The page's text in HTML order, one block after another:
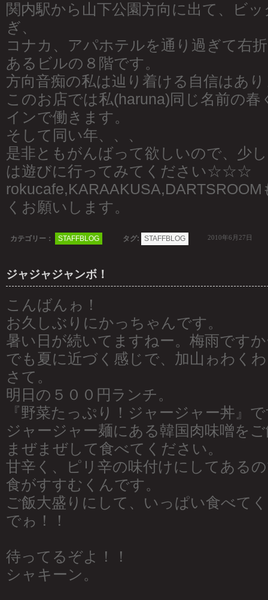
関内駅から山下公園方向に出て、ビ
ぎ、
コナカ、アパホテルを通り過ぎて右
あるビルの８階です。
方向音痴の私は辿り着ける自信はあ
このお店では私(haruna)同じ名前の
インで働きます。
そして同い年、、、
是非ともがんばって欲しいので、少
は遊びに行ってみてください☆☆☆
くお願いします。
カテゴリー： STAFFBLOG タグ: STAFFBLOG 2010年6月27日
ジャジャジャンボ！
こんばんゎ！
お久しぶりにかっちゃんです。
暑い日が続いてますねー。梅雨です
でも夏に近づく感じで、加山ゎわく
さて。
明日の５００円ランチ。
『野菜たっぷり！ジャージャー丼』
ジャージャー麺にある韓国肉味噌を
まぜまぜして食べてください。
甘辛く、ピリ辛の味付けにしてある
食がすすむくんです。
ご飯大盛りにして、いっぱい食べて
でゎ！！
待ってるぞよ！！
シャキーン。